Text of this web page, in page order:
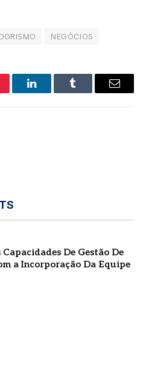
NEGÓCIOS
LinkedInTumblr
E-
De Gestão De
a Incorporação Da Equipe